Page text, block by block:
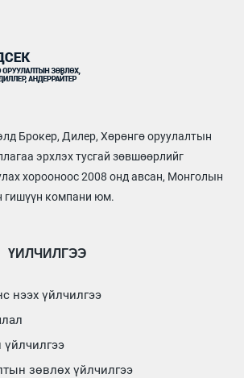
Брокер, Дилер, Хөрөнгө оруулалтын
эрхлэх тусгай зөвшөөрлийг
хорооноос 2008 онд авсан, Монголын
гишүүн компани юм.
ҮЙЛЧИЛГЭЭ
нээх үйлчилгээ
үйлчилгээ
зөвлөх үйлчилгээ